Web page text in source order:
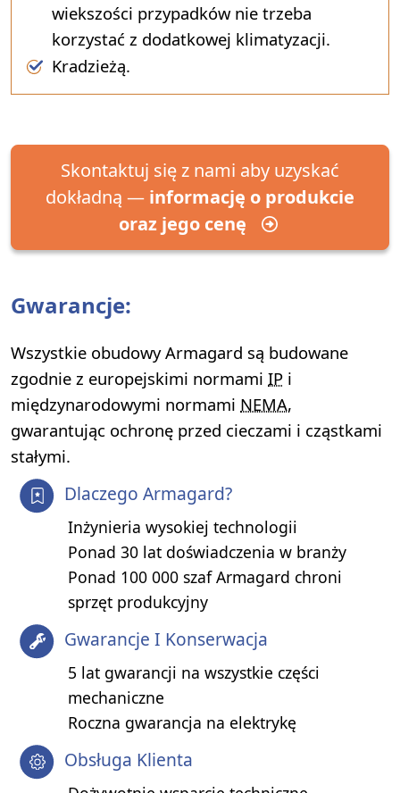
wiekszości przypadków nie trzeba
korzystać z dodatkowej klimatyzacji.
Kradzieżą.
Skontaktuj się z nami aby uzyskać
dokładną — informację o produkcie
oraz jego cenę
Gwarancje:
Wszystkie obudowy Armagard są budowane
zgodnie z europejskimi normami IP i
międzynarodowymi normami NEMA,
gwarantując ochronę przed cieczami i cząstkami
stałymi.
Dlaczego Armagard?
Inżynieria wysokiej technologii
Ponad 30 lat doświadczenia w branży
Ponad 100 000 szaf Armagard chroni
sprzęt produkcyjny
Gwarancje I Konserwacja
5 lat gwarancji na wszystkie części
mechaniczne
Roczna gwarancja na elektrykę
Obsługa Klienta